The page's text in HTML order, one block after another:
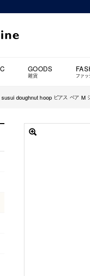
GOODS
雑貨 ファ
susui doughnut hoop ピアス ペア M